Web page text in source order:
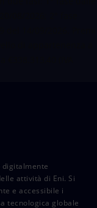
digitalmente
attività di Eni. Si
e accessibile i
tecnologica globale